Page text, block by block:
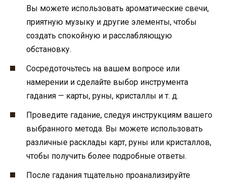
Вы можете использовать ароматические свечи,
приятную музыку и другие элементы, чтобы
создать спокойную и расслабляющую
обстановку.
Сосредоточьтесь на вашем вопросе или
намерении и сделайте выбор инструмента
гадания — карты, руны, кристаллы и т. д.
Проведите гадание, следуя инструкциям вашего
выбранного метода. Вы можете использовать
различные расклады карт, руны или кристаллов,
чтобы получить более подробные ответы.
После гадания тщательно проанализируйте